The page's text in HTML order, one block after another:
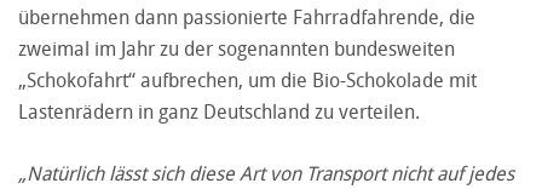
übernehmen dann passionierte Fahrradfahrende, die
zweimal im Jahr zu der sogenannten bundesweiten
„Schokofahrt“ aufbrechen, um die Bio-Schokolade mit
Lastenrädern in ganz Deutschland zu verteilen.
„Natürlich lässt sich diese Art von Transport nicht auf jedes